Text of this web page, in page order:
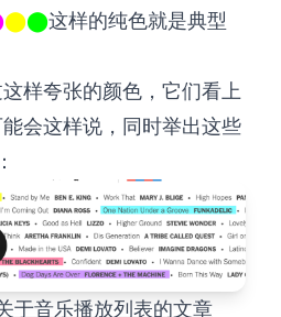
⬤⬤这样的纯色就是典型
样夸张的颜色，它们看上
会这样说，同时举出这些
于音乐播放列表的文章